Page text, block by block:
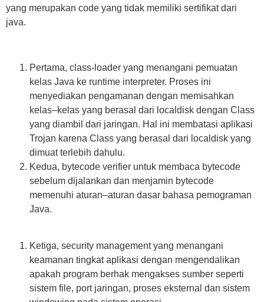
yang merupakan code yang tidak memiliki sertifikat dari
java.
Pertama, class-loader yang menangani pemuatan
kelas Java ke runtime interpreter. Proses ini
menyediakan pengamanan dengan memisahkan
kelas–kelas yang berasal dari localdisk dengan Class
yang diambil dari jaringan. Hal ini membatasi aplikasi
Trojan karena Class yang berasal dari localdisk yang
dimuat terlebih dahulu.
Kedua, bytecode verifier untuk membaca bytecode
sebelum dijalankan dan menjamin bytecode
memenuhi aturan–aturan dasar bahasa pemograman
Java.
Ketiga, security management yang menangani
keamanan tingkat aplikasi dengan mengendalikan
apakah program berhak mengakses sumber seperti
sistem file, port jaringan, proses eksternal dan sistem